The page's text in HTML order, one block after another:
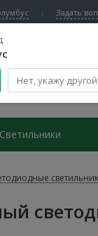
Задать
освещения
Светильники